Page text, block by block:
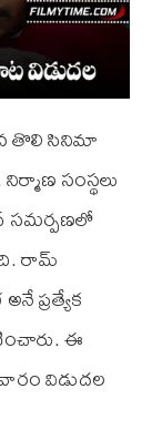
తొలి సినిమా
సంస్థలు
సమర్పణలో
రామ్
ప్రత్యేక
ఈ
విడుదల